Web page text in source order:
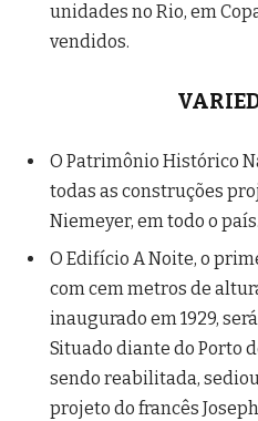
unidades no Rio, em
vendidos.
O Patrimônio Histórico
todas as construções
Niemeyer, em todo o país.
O Edifício A Noite, o
com cem metros de
inaugurado em 1929,
Situado diante do Porto
sendo reabilitada,
projeto do francês